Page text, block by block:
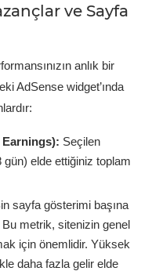
ve Sayfa
anlık bir
AdSense widget’ında
Seçilen
elde ettiğiniz toplam
sayfa gösterimi başına
Bu metrik, sitenizin genel
için önemlidir. Yüksek
daha fazla gelir elde